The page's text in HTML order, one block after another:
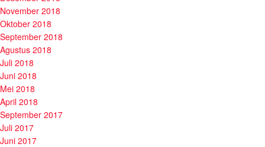
November 2018
Oktober 2018
September 2018
Agustus 2018
Juli 2018
Juni 2018
Mei 2018
April 2018
September 2017
Juli 2017
Juni 2017